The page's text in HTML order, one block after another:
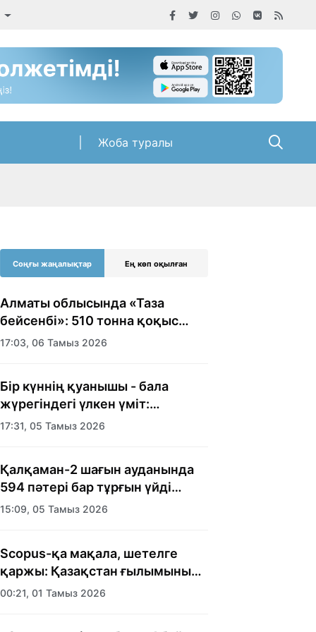
Жоба туралы
Соңғы жаңалықтар Ең көп оқылған
Алматы облысында «Таза
бейсенбі»: 510 тонна қоқыс
шығарылды
17:03, 06 Тамыз 2026
Бір күннің қуанышы - бала
жүрегіндегі үлкен үміт:
Алматыда балалар үйінің
17:31, 05 Тамыз 2026
Қалқаман-2 шағын ауданында
594 пәтері бар тұрғын үйді
салып бітті
15:09, 05 Тамыз 2026
Scopus-қа мақала, шетелге
қаржы: Қазақстан ғылымының
есебі кімге керек?
00:21, 01 Тамыз 2026